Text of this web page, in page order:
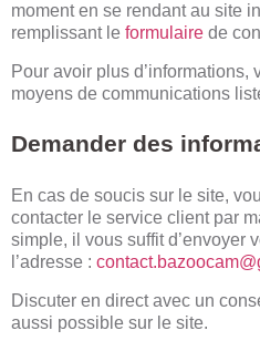
moment en se rendant au site
remplissant le formulaire de
Pour avoir plus
moyens de communications
Demander des
En cas de soucis sur le site,
contacter le service client par
simple, il vous suffit d’envoyer
l’adresse :
Discuter en direct avec un
aussi possible sur le site.